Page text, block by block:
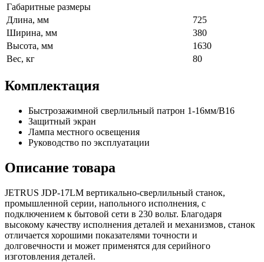
Габаритные размеры
Длина, мм
725
Ширина, мм
380
Высота, мм
1630
Вес, кг
80
Комплектация
Быстрозажимной сверлильный патрон 1-16мм/В16
Защитный экран
Лампа местного освещения
Руководство по эксплуатации
Описание товара
JETRUS JDP-17LM вертикально-сверлильный станок,
промышленной серии, напольного исполнения, с
подключением к бытовой сети в 230 вольт. Благодаря
высокому качеству исполнения деталей и механизмов, станок
отличается хорошими показателями точности и
долговечности и может применятся для серийного
изготовления деталей.